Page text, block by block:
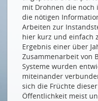
Hyperloop – ein
Verkehrssektor
SMART ENERGY PARTY
Networking im Zeichen
NEUE MITGLIEDER
Tietoevry Austria GmbH
mit Drohnen die
die nötigen
Arbeiten zur
hier kurz und einfach
Ergebnis einer über
Zusammenarbeit von
Systeme wurden
miteinander
sich die Früchte
Öffentlichkeit meist